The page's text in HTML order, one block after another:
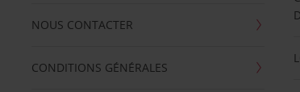
NOUS CONTACTER
CONDITIONS GÉNÉRALES